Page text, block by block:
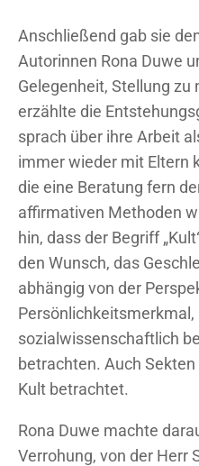
Anschließend gab sie
Autorinnen Rona Duwe
Gelegenheit, Stellung zu
erzählte die
sprach über ihre Arbeit
immer wieder mit Eltern
die eine Beratung fern
affirmativen Methoden
hin, dass der Begriff
den Wunsch, das
abhängig von der
Persönlichkeitsmerkmal,
sozialwissenschaftlich
betrachten. Auch
Kult betrachtet.
Rona Duwe machte
Verrohung, von der Herr